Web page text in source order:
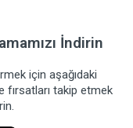
İndirin
için aşağıdaki
fırsatları takip etmek